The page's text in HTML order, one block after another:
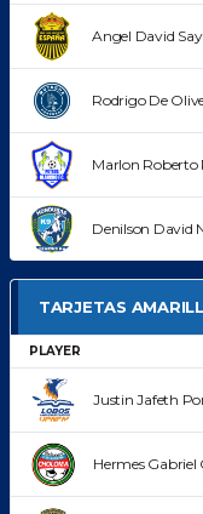
Angel David
Rodrigo De
Marlon
Denilson David
TARJETAS
PLAYER
Justin Jafeth
Hermes Gabriel